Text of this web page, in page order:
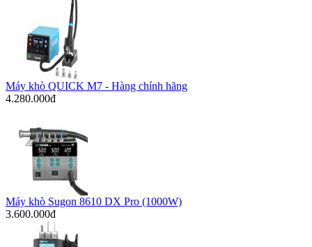
Máy khò QUICK M7 - Hàng chính hãng
4.280.000đ
Máy khò Sugon 8610 DX Pro (1000W)
3.600.000đ